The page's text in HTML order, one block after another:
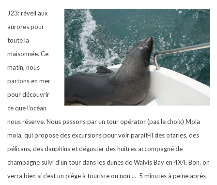
J23: réveil aux
aurores pour
toute la
maisonnée. Ce
matin, nous
partons en mer
pour découvrir
ce que l’océan
nous réserve. Nous passons par un tour opérator (pas le choix) Mola
mola, qui propose des excursions pour voir parait-il des otaries, des
pélicans, des dauphins et déguster des huitres accompagné de
champagne suivi d’un tour dans les dunes de Walvis Bay en 4X4. Bon, on
verra bien si c’est un piège à touriste ou non … 5 minutes à peine après